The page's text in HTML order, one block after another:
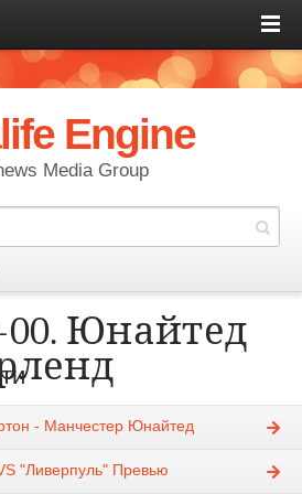
Engine
Media Group
00. Юнайтед
- Манчестер Юнайтед
"Ливерпуль" Превью